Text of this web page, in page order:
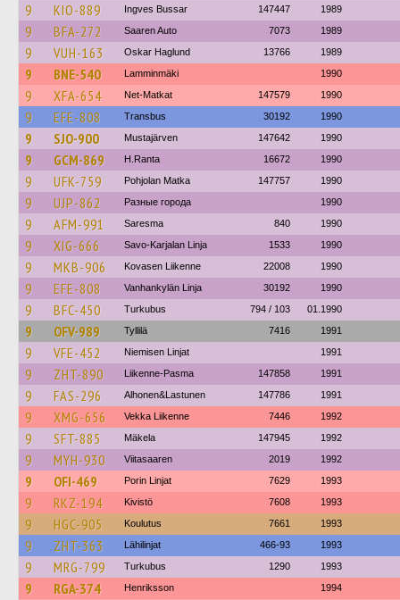
9 KIO-889 Ingves Bussar 147447 1989
9 BFA-272 Saaren Auto 7073 1989
9 VUH-163 Oskar Haglund 13766 1989
9 BNE-540 Lamminmäki 1990
9 XFA-654 Net-Matkat 147579 1990
9 EFE-808 Transbus 30192 1990
9 SJO-900 Mustajärven 147642 1990
9 GCM-869 H.Ranta 16672 1990
9 UFK-759 Pohjolan Matka 147757 1990
9 UJP-862 Разные города 1990
9 AFM-991 Saresma 840 1990
9 XIG-666 Savo-Karjalan Linja 1533 1990
9 MKB-906 Kovasen Liikenne 22008 1990
9 EFE-808 Vanhankylän Linja 30192 1990
9 BFC-450 Turkubus 794 / 103 01.1990
9 OFV-989 Tyllilä 7416 1991
9 VFE-452 Niemisen Linjat 1991
9 ZHT-890 Liikenne-Pasma 147858 1991
9 FAS-296 Alhonen&Lastunen 147786 1991
9 XMG-656 Vekka Liikenne 7446 1992
9 SFT-885 Mäkela 147945 1992
9 MYH-930 Viitasaaren 2019 1992
9 OFI-469 Porin Linjat 7629 1993
9 RKZ-194 Kivistö 7608 1993
9 HGC-905 Koulutus 7661 1993
9 ZHT-363 Lähilinjat 466-93 1993
9 MRG-799 Turkubus 1290 1993
9 RGA-374 Henriksson 1994